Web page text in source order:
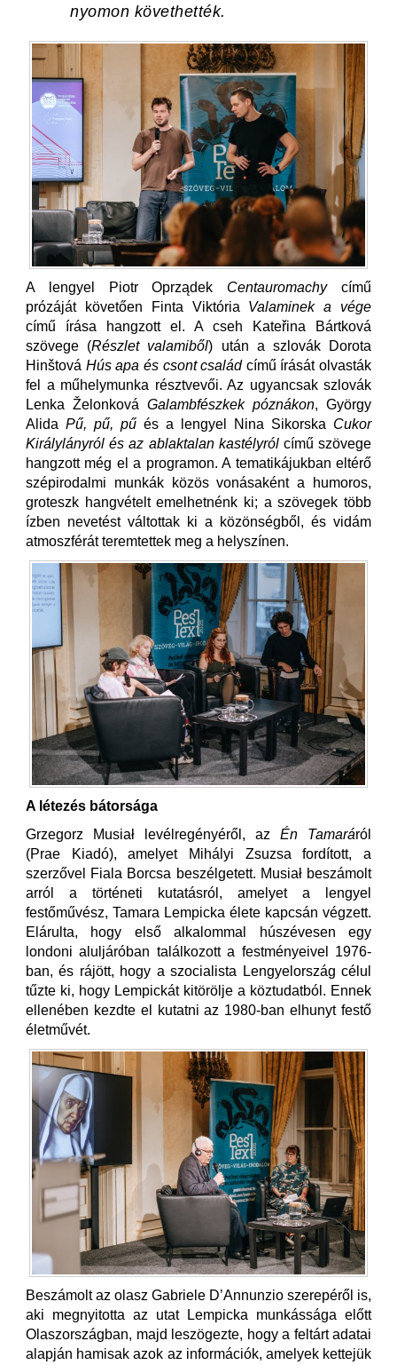
nyomon követhették.
A lengyel Piotr Oprządek Centauromachycímű
prózáját követően Finta Viktória Valaminek a vége
című írása hangzott el. A cseh Kateřina Bártková
szövege (Részlet valamiből) után a szlovák Dorota
Hinštová Hús apa és csont családcímű írását olvasták
fel a műhelymunka résztvevői. Az ugyancsak szlovák
Lenka Želonková Galambfészkek póznákon, György
Alida Pű, pű, pű és a lengyel Nina Sikorska Cukor
Királylányról és az ablaktalan kastélyrólcímű szövege
hangzott még el a programon. A tematikájukban eltérő
szépirodalmi munkák közös vonásaként a humoros,
groteszk hangvételt emelhetnénk ki; a szövegek több
ízben nevetést váltottak ki a közönségből, és vidám
atmoszférát teremtettek meg a helyszínen.
A létezés bátorsága
Grzegorz Musiał levélregényéről, az Én Tamaráról
(Prae Kiadó), amelyet Mihályi Zsuzsa fordított, a
szerzővel Fiala Borcsa beszélgetett. Musiał beszámolt
arról a történeti kutatásról, amelyet a lengyel
festőművész, Tamara Lempicka élete kapcsán végzett.
Elárulta, hogy első alkalommal húszévesen egy
londoni aluljáróban találkozott a festményeivel 1976-
ban, és rájött, hogy a szocialista Lengyelország célul
tűzte ki, hogy Lempickát kitörölje a köztudatból. Ennek
ellenében kezdte el kutatni az 1980-ban elhunyt festő
életművét.
Beszámolt az olasz Gabriele D’Annunzio szerepéről is,
aki megnyitotta az utat Lempicka munkássága előtt
Olaszországban, majd leszögezte, hogy a feltárt adatai
alapján hamisak azok az információk, amelyek kettejük